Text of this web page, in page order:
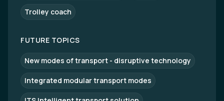
Trolley coach
FUTURE TOPICS
New modes of transport - disruptive technology
Integrated modular transport modes